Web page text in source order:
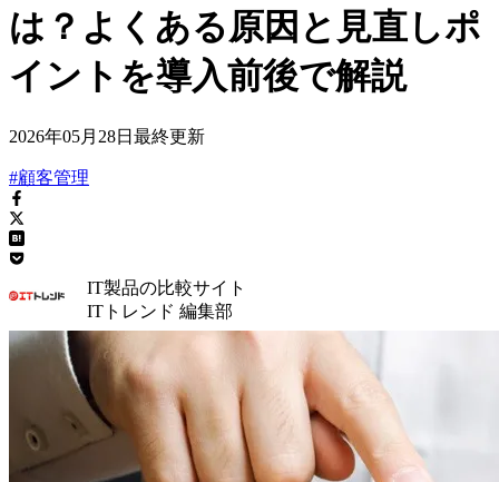
は？よくある原因と見直しポ
イントを導入前後で解説
2026年05月28日 最終更新
#顧客管理
IT製品の比較サイト
ITトレンド 編集部